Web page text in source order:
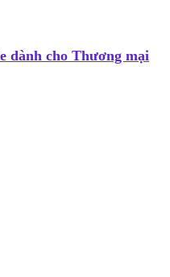
dành cho Thương mại